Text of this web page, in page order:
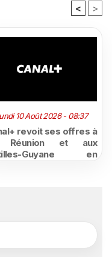
< >
10 Août 2026 - 08:37
revoit ses offres à
Réunion et aux
Guyane en